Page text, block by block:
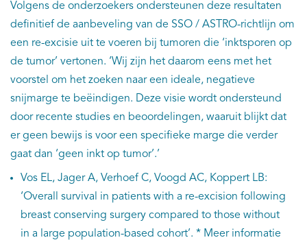
Volgens de onderzoekers ondersteunen deze resultaten
definitief de aanbeveling van de SSO / ASTRO-richtlijn om
een re-excisie uit te voeren bij tumoren die ‘inktsporen op
de tumor’ vertonen. ‘Wij zijn het daarom eens met het
voorstel om het zoeken naar een ideale, negatieve
snijmarge te beëindigen. Deze visie wordt ondersteund
door recente studies en beoordelingen, waaruit blijkt dat
er geen bewijs is voor een specifieke marge die verder
gaat dan ‘geen inkt op tumor’.’
Vos EL, Jager A, Verhoef C, Voogd AC, Koppert LB:
‘Overall survival in patients with a re-excision following
breast conserving surgery compared to those without
in a large population-based cohort’. * Meer informatie